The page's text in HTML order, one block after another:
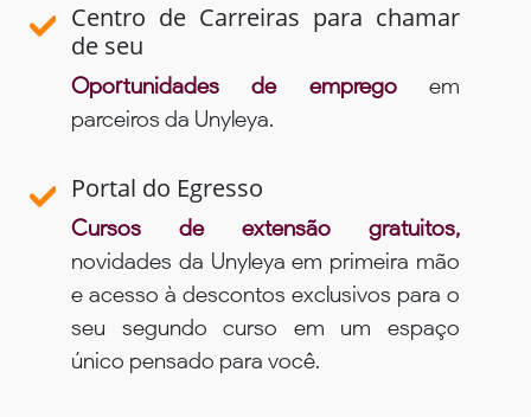
Centro de Carreiras para chamar
de seu
Oportunidades de empregoem
parceiros da Unyleya.
Portal do Egresso
Cursos de extensão gratuitos,
novidades da Unyleya em primeira mão
e acesso à descontos exclusivos para o
seu segundo curso em um espaço
único pensado para você.